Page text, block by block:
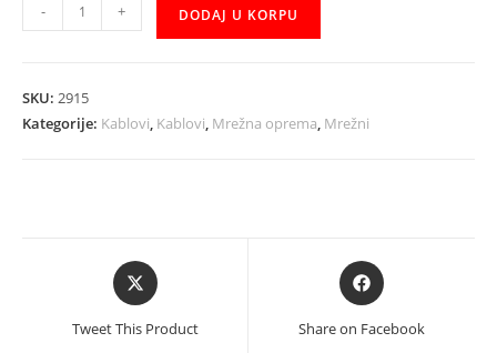
10m
- + DODAJ U KORPU
SKU: 2915
Kategorije: Kablovi, Kablovi, Mrežna oprema, Mrežni
Opens
in
new
Tweet This Product
Opens
in
new
Share on Facebook